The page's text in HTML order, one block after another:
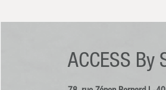
ACCESS By